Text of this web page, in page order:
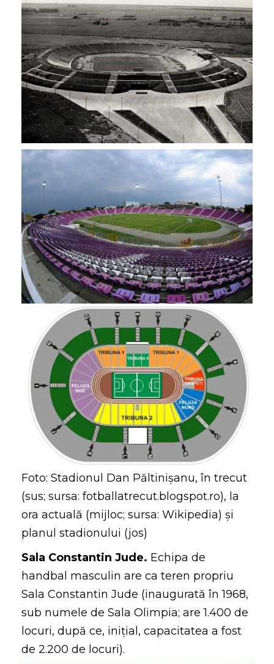
Foto: Stadionul Dan Păltinișanu, în trecut
(sus; sursa: fotballatrecut.blogspot.ro), la
ora actuală (mijloc; sursa: Wikipedia) şi
planul stadionului (jos)
Sala Constantin Jude. Echipa de
handbal masculin are ca teren propriu
Sala Constantin Jude (inaugurată în 1968,
sub numele de Sala Olimpia; are 1.400 de
locuri, după ce, inițial, capacitatea a fost
de 2.200 de locuri).